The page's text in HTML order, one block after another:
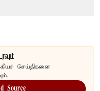
செய்திகளை
Source